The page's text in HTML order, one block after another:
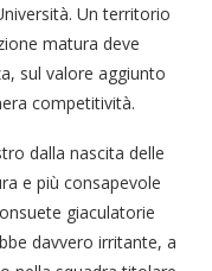
Un territorio
matura deve
sul valore aggiunto
competitività.
dalla nascita delle
e più consapevole
giaculatorie
davvero irritante, a